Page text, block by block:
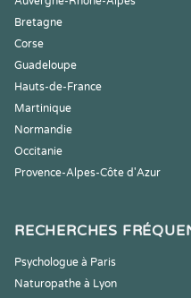
Bretagne
Corse
Guadeloupe
Hauts-de-France
Martinique
Normandie
Occitanie
Provence-Alpes-Côte d'Azur
RECHERCHES
Psychologue à Paris
Naturopathe à Lyon